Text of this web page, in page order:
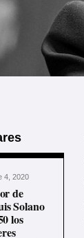
4, 2020
de
Solano
los